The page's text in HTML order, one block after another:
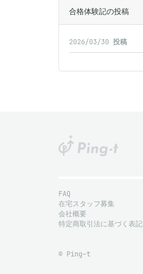
合格体験記の投稿
2026/03/30 投稿
FAQ
在宅スタッフ募集
会社概要
特定商取引法に基づく表記
© Ping-t